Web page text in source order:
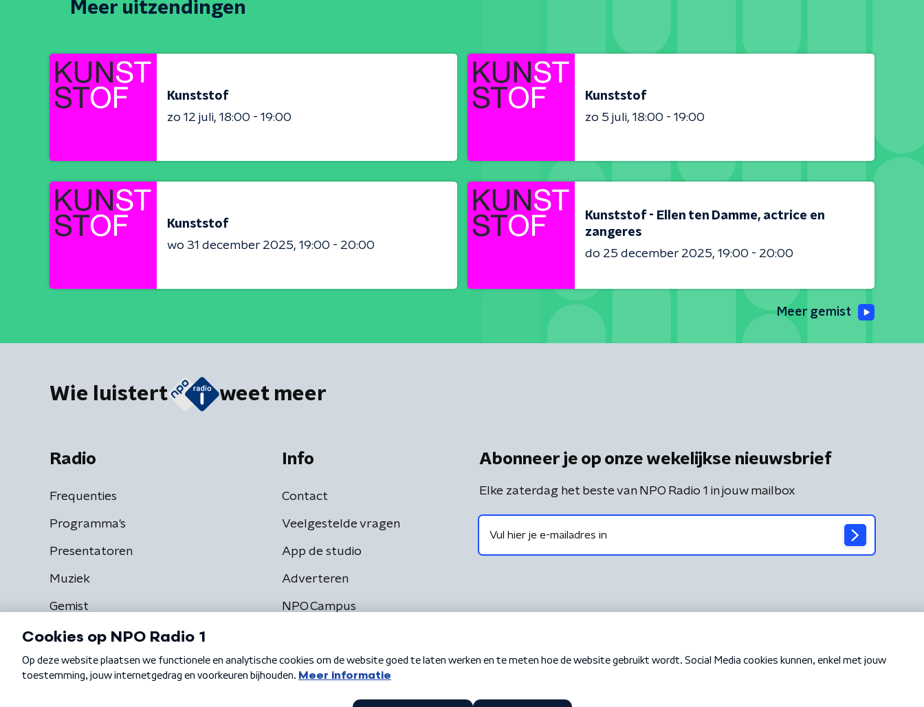
Meer uitzendingen
Kunststof
zo 12 juli 18:00 - 19:00
Kunststof
zo 5 juli 18:00 - 19:00
Kunststof
wo 31 december 2025 19:00 - 20:00
Kunststof - Ellen ten Damme, actrice en
zangeres
do 25 december 2025 19:00 - 20:00
Meer gemist
Wie luistert weet meer
Radio
Frequenties
Programma's
Presentatoren
Muziek
Gemist
Info
Contact
Veelgestelde vragen
App de studio
Adverteren
NPO Campus
Abonneer je op onze wekelijkse nieuwsbrief
Elke zaterdag het beste van NPO Radio 1 in jouw mailbox
Algemene voorwaarden Privacybeleid